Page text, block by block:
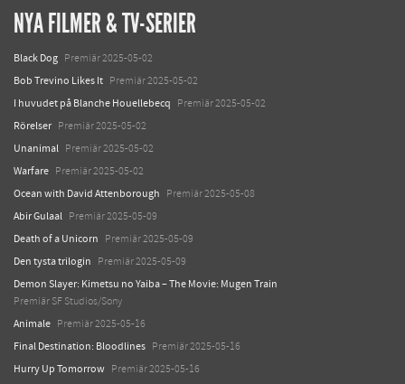
NYA FILMER & TV-SERIER
Black Dog Premiär 2025-05-02
Bob Trevino Likes It Premiär 2025-05-02
I huvudet på Blanche Houellebecq Premiär 2025-05-02
Rörelser Premiär 2025-05-02
Unanimal Premiär 2025-05-02
Warfare Premiär 2025-05-02
Ocean with David Attenborough Premiär 2025-05-08
Abir Gulaal Premiär 2025-05-09
Death of a Unicorn Premiär 2025-05-09
Den tysta trilogin Premiär 2025-05-09
Demon Slayer: Kimetsu no Yaiba – The Movie: Mugen Train
Premiär SF Studios/Sony
Animale Premiär 2025-05-16
Final Destination: Bloodlines Premiär 2025-05-16
Hurry Up Tomorrow Premiär 2025-05-16